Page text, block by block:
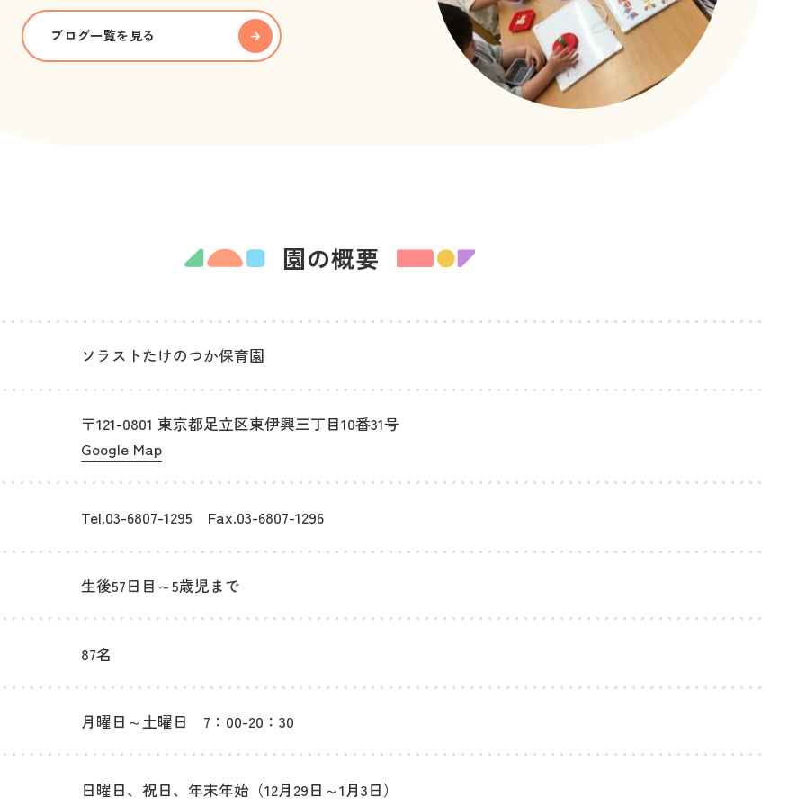
ブログ一覧を見る
園の概要
ソラストたけのつか保育園
〒121-0801 東京都足立区東伊興三丁目10番31号
Google Map
Tel.03-6807-1295 Fax.03-6807-1296
生後57日目～5歳児まで
87名
月曜日～土曜日 7：00-20：30
日曜日、祝日、年末年始（12月29日～1月3日）